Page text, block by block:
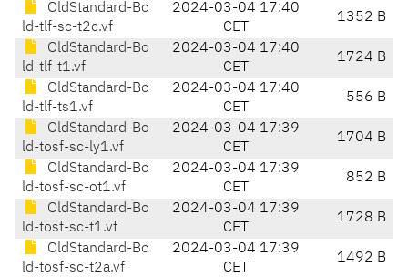
OldStandard-Bo
ld-tlf-sc-t2c.vf
2024-03-04 17:40
CET
1352 B
OldStandard-Bo
ld-tlf-t1.vf
2024-03-04 17:40
CET
1724 B
OldStandard-Bo
ld-tlf-ts1.vf
2024-03-04 17:40
CET
556 B
OldStandard-Bo
ld-tosf-sc-ly1.vf
2024-03-04 17:39
CET
1704 B
OldStandard-Bo
ld-tosf-sc-ot1.vf
2024-03-04 17:39
CET
852 B
OldStandard-Bo
ld-tosf-sc-t1.vf
2024-03-04 17:39
CET
1728 B
OldStandard-Bo
ld-tosf-sc-t2a.vf
2024-03-04 17:39
CET
1492 B